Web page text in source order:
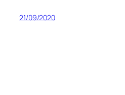
21/09/2020